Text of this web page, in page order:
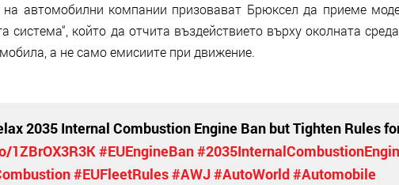
на автомобилни компании призовават Брюксел да приеме
система“, който да отчита въздействието върху околната
а не само емисиите при движение.
2035 Internal Combustion Engine Ban but Tighten Rules
1ZBrOX3R3K#EUEngineBan
#EUFleetRules#AWJ#AutoWorld#Automobile